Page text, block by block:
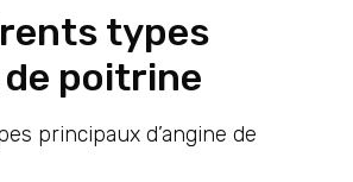
types
de poitrine
principaux d’angine de